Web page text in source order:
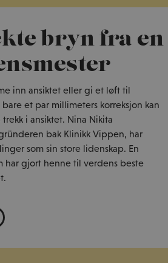
bryn fra en
inn ansiktet eller gi et løft til
et par millimeters korreksjon kan
i ansiktet. Nina Nikita
bak Klinikk Vippen, har
som sin store lidenskap. En
har gjort henne til verdens beste